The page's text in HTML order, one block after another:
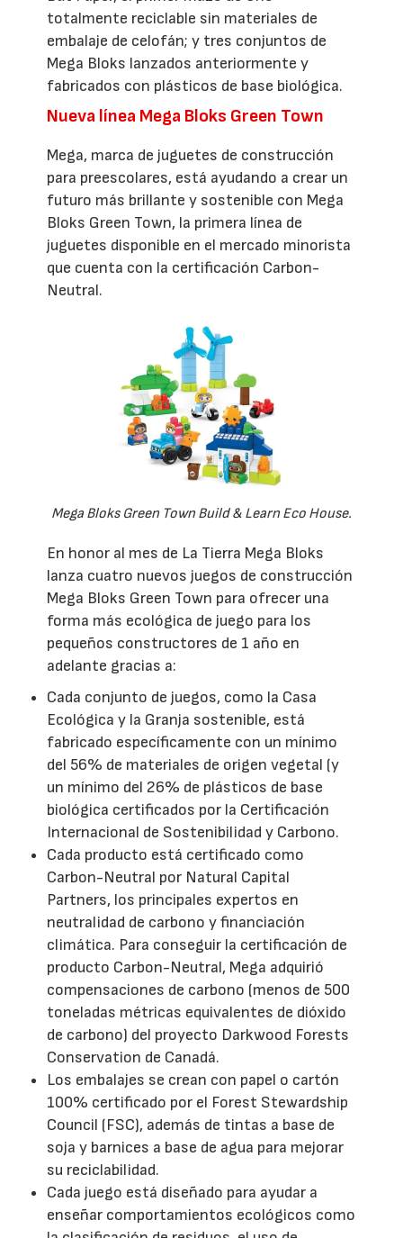
totalmente reciclable sin materiales de
embalaje de celofán; y tres conjuntos de
Mega Bloks lanzados anteriormente y
fabricados con plásticos de base biológica.
Nueva línea Mega Bloks Green Town
Mega, marca de juguetes de construcción
para preescolares, está ayudando a crear un
futuro más brillante y sostenible con Mega
Bloks Green Town, la primera línea de
juguetes disponible en el mercado minorista
que cuenta con la certificación Carbon-
Neutral.
Mega Bloks Green Town Build & Learn Eco House.
En honor al mes de La Tierra Mega Bloks
lanza cuatro nuevos juegos de construcción
Mega Bloks Green Town para ofrecer una
forma más ecológica de juego para los
pequeños constructores de 1 año en
adelante gracias a:
Cada conjunto de juegos, como la Casa
Ecológica y la Granja sostenible, está
fabricado específicamente con un mínimo
del 56% de materiales de origen vegetal (y
un mínimo del 26% de plásticos de base
biológica certificados por la Certificación
Internacional de Sostenibilidad y Carbono.
Cada producto está certificado como
Carbon-Neutral por Natural Capital
Partners, los principales expertos en
neutralidad de carbono y financiación
climática. Para conseguir la certificación de
producto Carbon-Neutral, Mega adquirió
compensaciones de carbono (menos de 500
toneladas métricas equivalentes de dióxido
de carbono) del proyecto Darkwood Forests
Conservation de Canadá.
Los embalajes se crean con papel o cartón
100% certificado por el Forest Stewardship
Council (FSC), además de tintas a base de
soja y barnices a base de agua para mejorar
su reciclabilidad.
Cada juego está diseñado para ayudar a
enseñar comportamientos ecológicos como